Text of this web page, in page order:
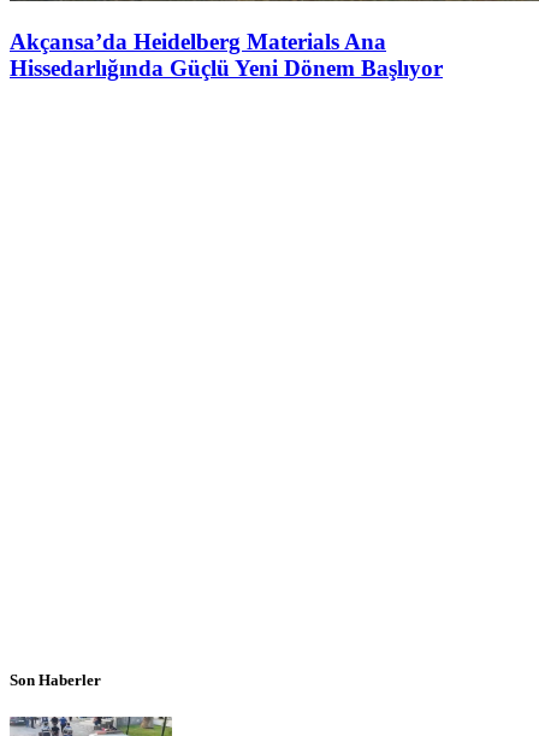
Akçansa’da Heidelberg Materials Ana
Hissedarlığında Güçlü Yeni Dönem Başlıyor
Son Haberler